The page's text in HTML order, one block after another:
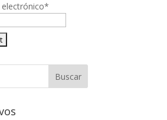
electrónico*